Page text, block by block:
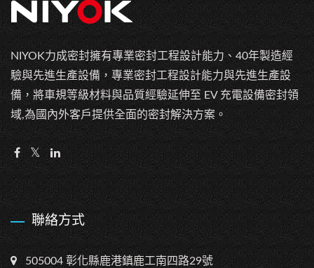
NIYOK力成密封擁有專業密封工程設計能力、40年製造經
驗與先進生產設備，專業密封工程設計能力與先進生產設
備，將車規等級材料與品質經驗延伸至 EV 充電設備密封領
域,為國內外客戶提供全面的密封解決方案。
聯絡方式
505004 彰化縣鹿港鎮鹿工南四路29號